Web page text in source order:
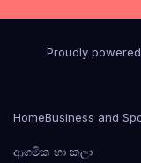
Proudly
HomeBusiness and
ආගමික හා කලා